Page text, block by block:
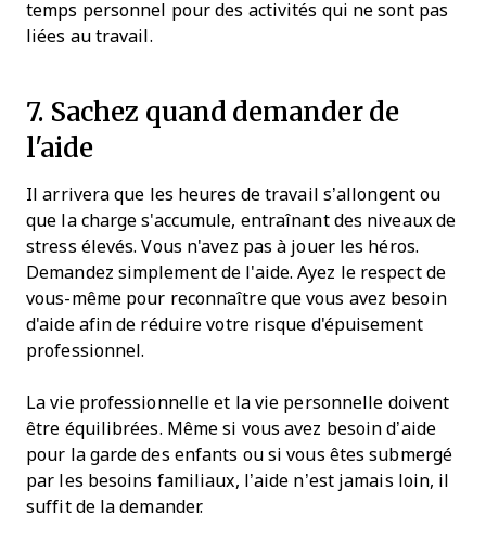
temps personnel pour des activités qui ne sont pas
liées au travail.
7. Sachez quand demander de
l'aide
Il arrivera que les heures de travail s’allongent ou
que la charge s'accumule, entraînant des niveaux de
stress élevés. Vous n'avez pas à jouer les héros.
Demandez simplement de l'aide. Ayez le respect de
vous-même pour reconnaître que vous avez besoin
d'aide afin de réduire votre risque d'épuisement
professionnel.
La vie professionnelle et la vie personnelle doivent
être équilibrées. Même si vous avez besoin d’aide
pour la garde des enfants ou si vous êtes submergé
par les besoins familiaux, l’aide n’est jamais loin, il
suffit de la demander.